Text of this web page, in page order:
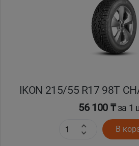
IKON 215/55 R17 98T
56 100 ₸за 1
В